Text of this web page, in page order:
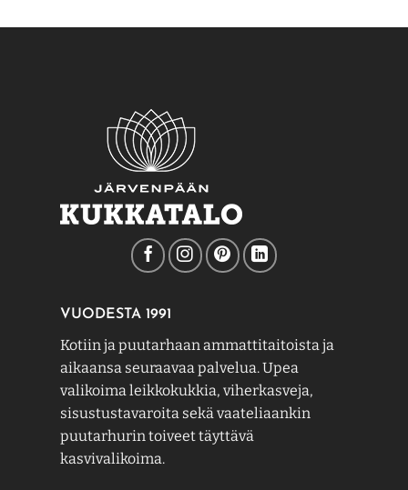
VUODESTA 1991
Kotiin ja puutarhaan ammattitaitoista ja
aikaansa seuraavaa palvelua. Upea
valikoima leikkokukkia, viherkasveja,
sisustustavaroita sekä vaateliaankin
puutarhurin toiveet täyttävä
kasvivalikoima.